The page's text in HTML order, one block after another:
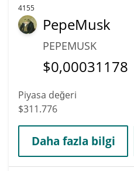
4155
PepeMusk
PEPEMUSK
$0,00031178
Piyasa değeri
$311.776
Daha fazla bilgi